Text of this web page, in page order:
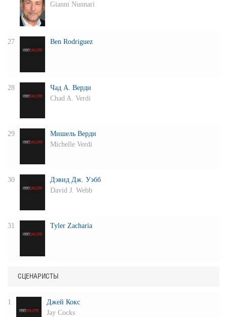
Gianni Nunnari
27 Ben Rodriguez
28
Чад А. Верди
Chad A. Verdi
29
Мишель Верди
Michelle Verdi
30
Дэвид Дж. Уэбб
David J. Webb
31 Tyler Zacharia
СЦЕНАРИСТЫ
1
Джей Кокс
Jay Cocks